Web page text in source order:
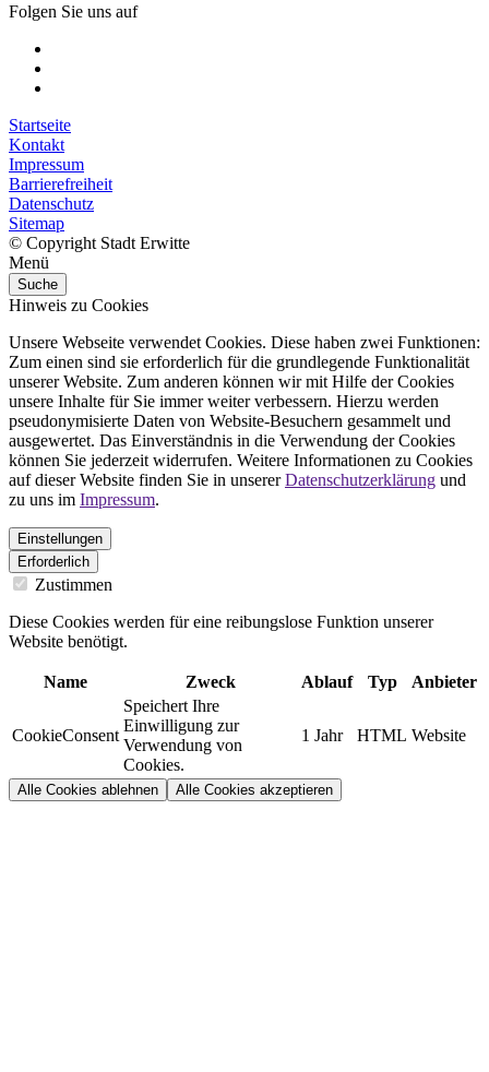
Folgen Sie uns auf
Startseite
Kontakt
Impressum
Barrierefreiheit
Datenschutz
Sitemap
© Copyright Stadt Erwitte
Menü
Suche
Hinweis zu Cookies
Unsere Webseite verwendet Cookies. Diese haben zwei Funktionen:
Zum einen sind sie erforderlich für die grundlegende Funktionalität
unserer Website. Zum anderen können wir mit Hilfe der Cookies
unsere Inhalte für Sie immer weiter verbessern. Hierzu werden
pseudonymisierte Daten von Website-Besuchern gesammelt und
ausgewertet. Das Einverständnis in die Verwendung der Cookies
können Sie jederzeit widerrufen. Weitere Informationen zu Cookies
auf dieser Website finden Sie in unsererDatenschutzerklärung und
zu uns im Impressum.
Einstellungen
Erforderlich
Zustimmen
Diese Cookies werden für eine reibungslose Funktion unserer
Website benötigt.
Name Zweck Ablauf Typ Anbieter
CookieConsent
Speichert Ihre
Einwilligung zur
Verwendung von
Cookies.
1 Jahr HTML Website
Alle Cookies ablehnen Alle Cookies akzeptieren